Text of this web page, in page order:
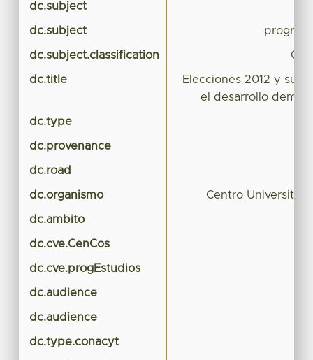
dc.subject
dc.subject
dc.subject.classification
dc.title
Elecciones 2012 y sus
el desarrollo
dc.type
dc.provenance
dc.road
dc.organismo Centro
dc.ambito
dc.cve.CenCos
dc.cve.progEstudios
dc.audience
dc.audience
dc.type.conacyt